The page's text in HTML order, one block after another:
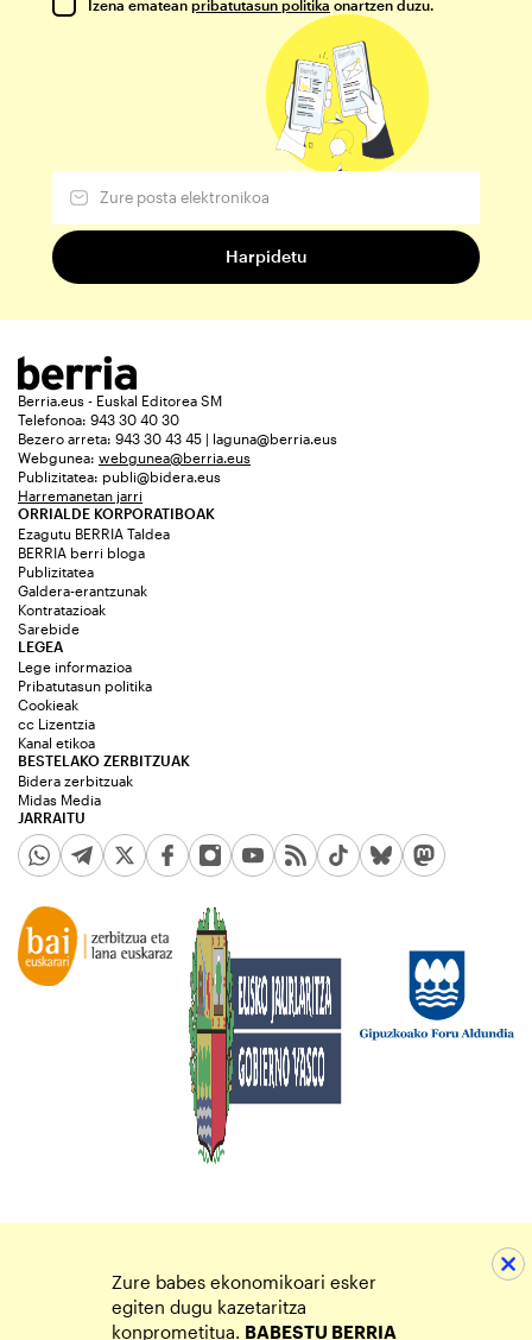
Izena ematean pribatutasun politika onartzen duzu.
Berria.eus - Euskal Editorea SM
Telefonoa: 943 30 40 30
Bezero arreta: 943 30 43 45 | laguna@berria.eus
Webgunea: webgunea@berria.eus
Publizitatea: publi@bidera.eus
Harremanetan jarri
ORRIALDE KORPORATIBOAK
Ezagutu BERRIA Taldea
BERRIA berri bloga
Publizitatea
Galdera-erantzunak
Kontratazioak
Sarebide
JARRAITU
LEGEA
Lege informazioa
Pribatutasun politika
Cookieak
cc Lizentzia
Kanal etikoa
BESTELAKO ZERBITZUAK
Bidera zerbitzuak
Midas Media
Zure babes ekonomikoari esker
egiten dugu kazetaritza
konprometitua. BABESTU BERRIA